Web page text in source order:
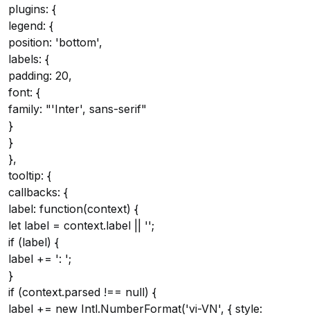
plugins: {
legend: {
position: 'bottom',
labels: {
padding: 20,
font: {
family: "'Inter', sans-serif"
}
}
},
tooltip: {
callbacks: {
label: function(context) {
let label = context.label || '';
if (label) {
label += ': ';
}
if (context.parsed !== null) {
label += new Intl.NumberFormat('vi-VN', { style: